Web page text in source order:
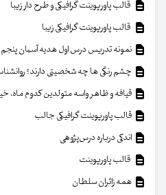
قالب پاورپوینت گرافیکی و طرح دار زیبا
قالب پاورپوینت گرافیکی زیبا
نمونه تدریس درس اول هدیه آسمان پنجم
چشم رنگی ها چه شخصیتی دارند؟
قیافه و ظاهر واسه متولدین کدوم ماه،
قالب پاورپوینت گرافیکی جالب
اندکی درباره درس‌پژوهی
قالب پاورپوینت
همه زائران سلطان